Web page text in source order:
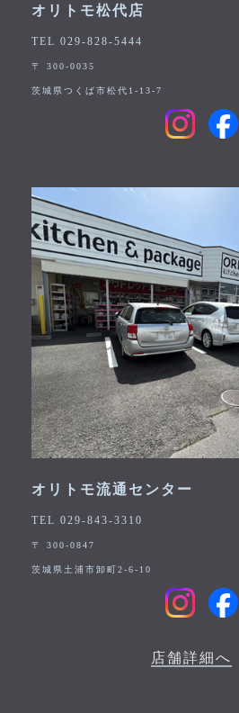
オリトモ松代店
TEL 029-828-5444
〒 300-0035
茨城県つくば市松代1-13-7
オリトモ流通センター
TEL 029-843-3310
〒 300-0847
茨城県土浦市卸町2-6-10
店舗詳細へ